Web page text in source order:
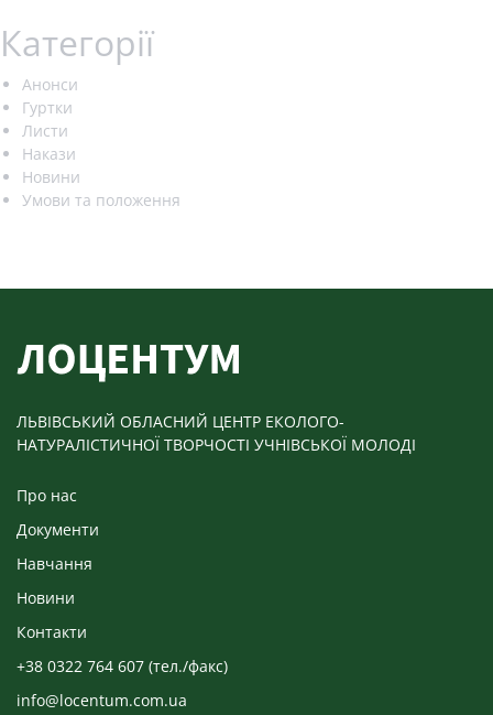
Категорії
Анонси
Гуртки
Листи
Накази
Новини
Умови та положення
ЛЬВІВСЬКИЙ ОБЛАСНИЙ ЦЕНТР ЕКОЛОГО-
НАТУРАЛІСТИЧНОЇ ТВОРЧОСТІ УЧНІВСЬКОЇ МОЛОДІ
Про нас
Документи
Навчання
Новини
Контакти
+38 0322 764 607 (тел./факс)
info@locentum.com.ua